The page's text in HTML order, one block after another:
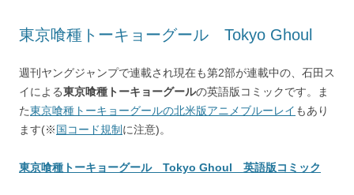
東京喰種トーキョーグール Tokyo Ghoul
週刊ヤングジャンプで連載され現在も第2部が連載中の、石田ス
イによる東京喰種トーキョーグールの英語版コミックです。ま
た東京喰種トーキョーグールの北米版アニメブルーレイ もあり
ます(※ 国コード規制 に注意)。
東京喰種トーキョーグール Tokyo Ghoul 英語版コミック